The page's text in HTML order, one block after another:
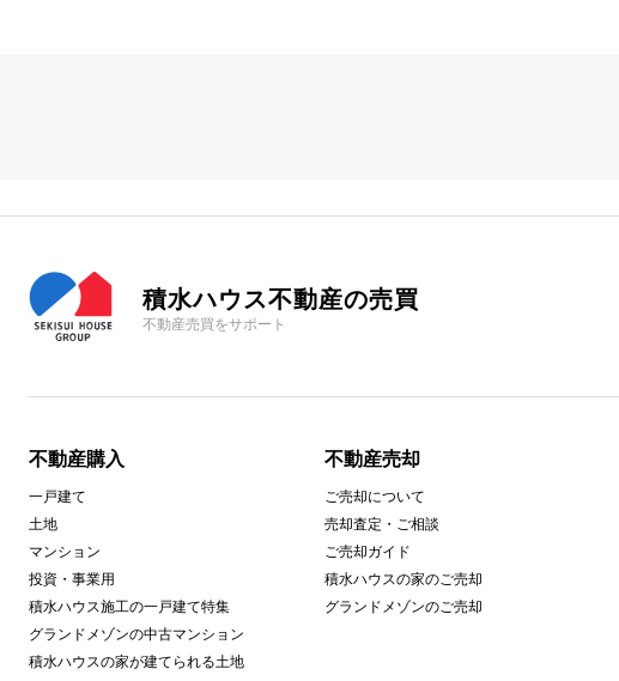
積水ハウス不動産の売買
不動産売買をサポート
不動産購入
一戸建て
土地
マンション
投資・事業用
積水ハウス施工の一戸建て特集
グランドメゾンの中古マンション
積水ハウスの家が建てられる土地
不動産売却
ご売却について
売却査定・ご相談
ご売却ガイド
積水ハウスの家のご売却
グランドメゾンのご売却